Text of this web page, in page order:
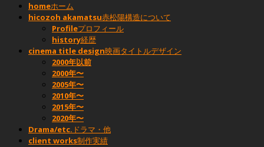
homeホーム
hicozoh akamatsu赤松陽構造について
Profileプロフィール
history経歴
cinema title design映画タイトルデザイン
2000年以前
2000年〜
2005年〜
2010年〜
2015年〜
2020年〜
Drama/etc. ドラマ・他
client works制作実績